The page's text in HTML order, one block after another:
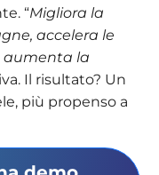
“Migliora la
accelera le
aumenta la
Il risultato? Un
più propenso a